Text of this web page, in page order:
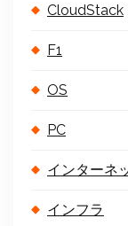
CloudStack
F1
OS
PC
インターネ
インフラ